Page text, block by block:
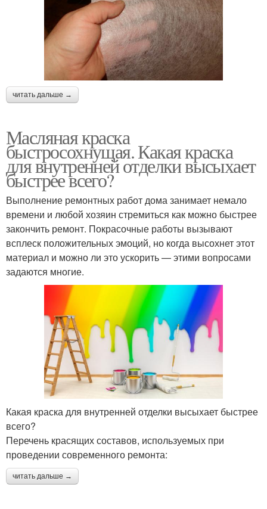
читать дальше →
Масляная краска
быстросохнущая. Какая краска
для внутренней отделки высыхает
быстрее всего?
Выполнение ремонтных работ дома занимает немало
времени и любой хозяин стремиться как можно быстрее
закончить ремонт. Покрасочные работы вызывают
всплеск положительных эмоций, но когда высохнет этот
материал и можно ли это ускорить — этими вопросами
задаются многие.
Какая краска для внутренней отделки высыхает быстрее
всего?
Перечень красящих составов, используемых при
проведении современного ремонта:
читать дальше →